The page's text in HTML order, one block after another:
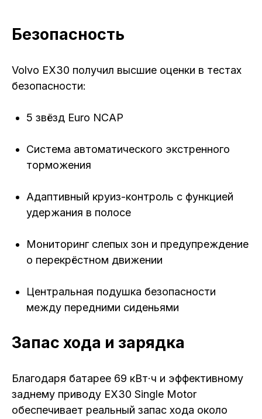
Безопасность
Volvo EX30 получил высшие оценки в тестах
безопасности:
5 звёзд Euro NCAP
Система автоматического экстренного
торможения
Адаптивный круиз-контроль с функцией
удержания в полосе
Мониторинг слепых зон и предупреждение
о перекрёстном движении
Центральная подушка безопасности
между передними сиденьями
Запас хода и зарядка
Благодаря батарее 69 кВт·ч и эффективному
заднему приводу EX30 Single Motor
обеспечивает реальный запас хода около